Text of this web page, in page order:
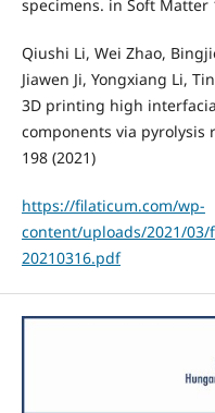
specimens. in Soft Matter
Qiushi Li, Wei Zhao,
Jiawen Ji, Yongxiang Li,
3D printing high
components via pyrolysis
198 (2021)
https://filaticum.com/wp-
content/uploads/2021/
20210316.pdf